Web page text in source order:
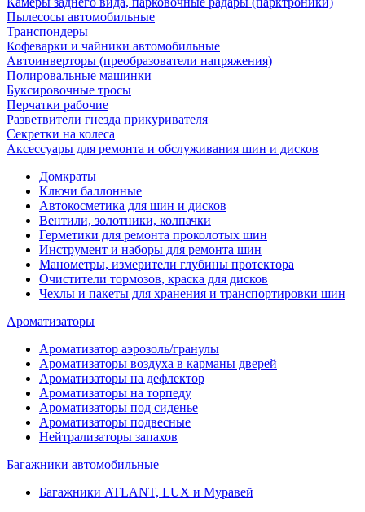
Пылесосы автомобильные
Транспондеры
Кофеварки и чайники автомобильные
Автоинверторы (преобразователи напряжения)
Полировальные машинки
Буксировочные тросы
Перчатки рабочие
Разветвители гнезда прикуривателя
Секретки на колеса
Аксессуары для ремонта и обслуживания ‎шин и дисков
Домкраты
Ключи баллонные
Автокосметика для шин и дисков
Вентили, золотники, колпачки
Герметики для ремонта проколотых шин
Инструмент и наборы для ремонта шин
Манометры, измерители глубины протектора
Очистители тормозов, краска для дисков
Чехлы и пакеты для хранения и транспортировки шин
Ароматизаторы
Ароматизатор аэрозоль/гранулы
Ароматизаторы воздуха в карманы дверей
Ароматизаторы на дефлектор
Ароматизаторы на торпеду
Ароматизаторы под сиденье
Ароматизаторы подвесные
Нейтрализаторы запахов
Багажники автомобильные
Багажники ATLANT, LUX и Муравей